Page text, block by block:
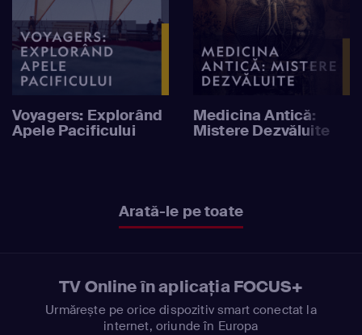
Voyagers: Explorând
Apele Pacificului
Medicina Antică:
Mistere Dezvăluite
Arată-le pe toate
TV Online în aplicația FOCUS+
Urmărește pe orice dispozitiv smart conectat la
internet, oriunde în Europa